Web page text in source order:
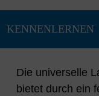
Die universelle
bietet durch ein